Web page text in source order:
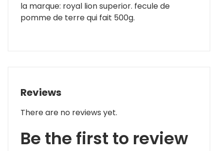
la marque: royal lion superior. fecule de
pomme de terre qui fait 500g.
Reviews
There are no reviews yet.
Be the first to review